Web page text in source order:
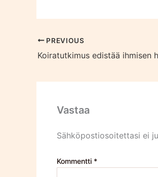
PREVIOUS
Koiratutkimus edistää ihmisen
Vastaa
Sähköpostiosoitettasi ei
Kommentti *